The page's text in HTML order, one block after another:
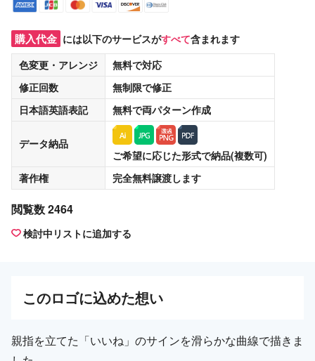
購入代金 には以下のサービスがすべて含まれます
色変更・アレンジ
無料で対応
修正回数
無制限で修正
日本語英語表記
無料で両パターン作成
データ納品
ご希望に応じた形式で納品(複数可)
著作権
完全無料譲渡します
閲覧数 2464
検討中リストに追加する
このロゴに込めた想い
親指を立てた「いいね」のサインを滑らかな曲線で描きま